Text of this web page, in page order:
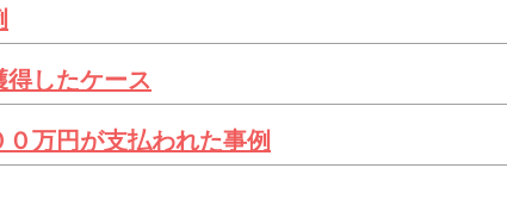
したケース
万円が支払われた事例